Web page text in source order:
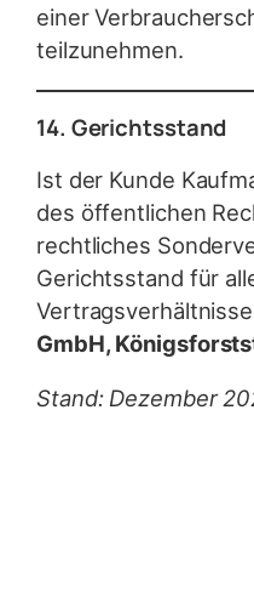
einer
teilzunehmen.
14. Gerichtsstand
Ist der Kunde
des öffentlichen
rechtliches
Gerichtsstand für
GmbH,
Stand: Dezember